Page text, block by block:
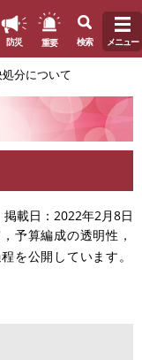
防災 重要 検索 メニュー
分について
掲載日
2022年2月8日
予算編成の透明性，
を公開しています。